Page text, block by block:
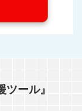
ール』